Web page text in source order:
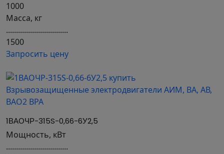
1000
Масса, кг
...............................
1500
Запросить цену
1ВАОЧР-315S-0,66-6У2,5
Мощность, кВт
...............................